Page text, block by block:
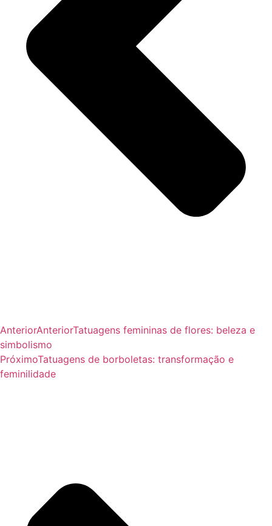
AnteriorAnteriorTatuagens femininas de flores: beleza e
simbolismo
PróximoTatuagens de borboletas: transformação e
feminilidade